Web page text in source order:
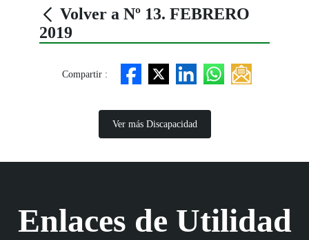
Volver a Nº 13. FEBRERO
2019
Compartir :
Ver más Discapacidad
Enlaces de Utilidad